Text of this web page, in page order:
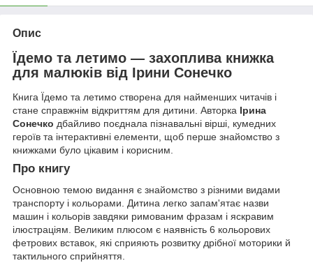
Опис
Їдемо та летимо — захоплива книжка
для малюків від Ірини Сонечко
Книга Їдемо та летимо створена для найменших читачів і
стане справжнім відкриттям для дитини. Авторка Ірина
Сонечко дбайливо поєднала пізнавальні вірші, кумедних
героїв та інтерактивні елементи, щоб перше знайомство з
книжками було цікавим і корисним.
Про книгу
Основною темою видання є знайомство з різними видами
транспорту і кольорами. Дитина легко запам'ятає назви
машин і кольорів завдяки римованим фразам і яскравим
ілюстраціям. Великим плюсом є наявність 6 кольорових
фетрових вставок, які сприяють розвитку дрібної моторики й
тактильного сприйняття.